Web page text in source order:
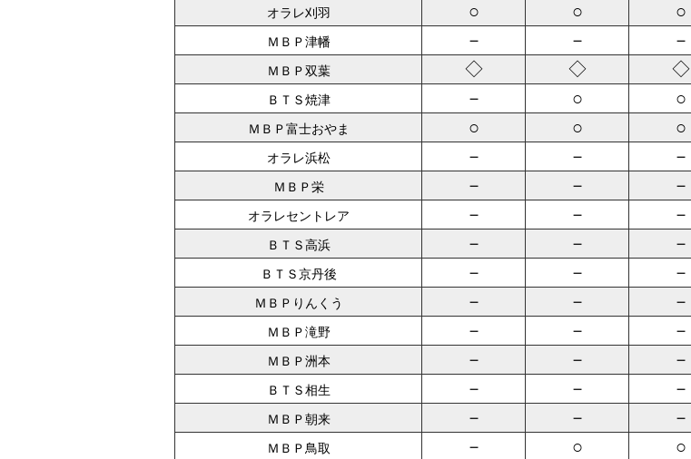
オラレ刈羽 ○ ○ ○
ＭＢＰ津幡 － － －
ＭＢＰ双葉 ◇ ◇ ◇
ＢＴＳ焼津 － ○ ○
ＭＢＰ富士おやま ○ ○ ○
オラレ浜松 － － －
ＭＢＰ栄 － － －
オラレセントレア － － －
ＢＴＳ高浜 － － －
ＢＴＳ京丹後 － － －
ＭＢＰりんくう － － －
ＭＢＰ滝野 － － －
ＭＢＰ洲本 － － －
ＢＴＳ相生 － － －
ＭＢＰ朝来 － － －
ＭＢＰ鳥取 － ○ ○